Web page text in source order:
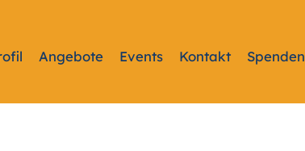
Angebote Events Kontakt Spenden